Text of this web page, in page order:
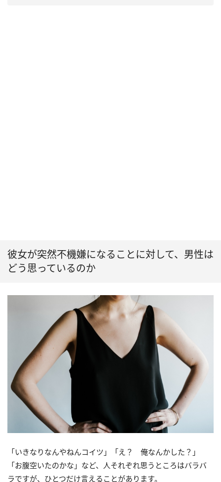
彼女が突然不機嫌になることに対して、男性は
どう思っているのか
「いきなりなんやねんコイツ」「え？ 俺なんかした？」
「お腹空いたのかな」など、人それぞれ思うところはバラバ
ラですが、ひとつだけ言えることがあります。